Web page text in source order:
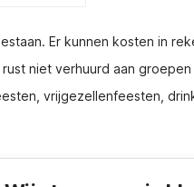
Er kunnen kosten in
niet verhuurd aan
vrijgezellenfeesten,